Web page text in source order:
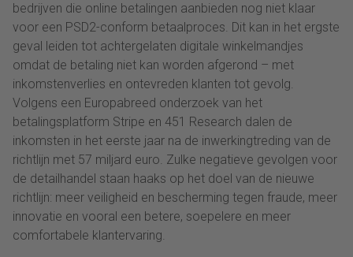
bedrijven die online betalingen aanbieden nog niet klaar
voor een PSD2-conform betaalproces. Dit kan in het ergste
geval leiden tot achtergelaten digitale winkelmandjes
omdat de betaling niet kan worden afgerond – met
inkomstenverlies en ontevreden klanten tot gevolg.
Volgens een Europabreed onderzoek van het
betalingsplatform Stripe en 451 Research dalen de
inkomsten in het eerste jaar na de inwerkingtreding van de
richtlijn met 57 miljard euro. Zulke negatieve gevolgen voor
de detailhandel staan haaks op het doel van de nieuwe
richtlijn: meer veiligheid en bescherming tegen fraude, meer
innovatie en vooral een betere, soepelere en meer
comfortabele klantervaring.